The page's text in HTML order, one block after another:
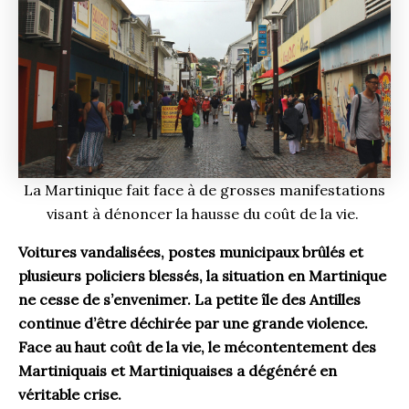
La Martinique fait face à de grosses manifestations
visant à dénoncer la hausse du coût de la vie.
Voitures vandalisées, postes municipaux brûlés et
plusieurs policiers blessés, la situation en Martinique
ne cesse de s’envenimer. La petite île des Antilles
continue d’être déchirée par une grande violence.
Face au haut coût de la vie, le mécontentement des
Martiniquais et Martiniquaises a dégénéré en
véritable crise.